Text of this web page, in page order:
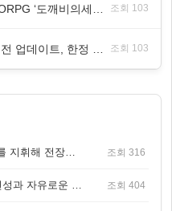
조회 103
조회 103
아머드 트레인 워페어 – 무장 열차를 지휘해 전장을 돌파하는 생존 전투 게임 조회 316
랑그릿사: 검의 바다 – 듀얼 영웅 편성과 자유로운 탐험을 결합한 판타지 전략 RPG 조회 404